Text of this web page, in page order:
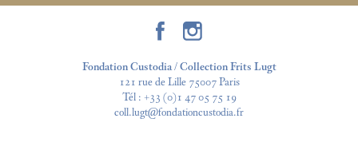
Fondation Custodia / Collection Frits Lugt
121 rue de Lille 75007 Paris
Tél : +33 (0)1 47 05 75 19
coll.lugt@fondationcustodia.fr